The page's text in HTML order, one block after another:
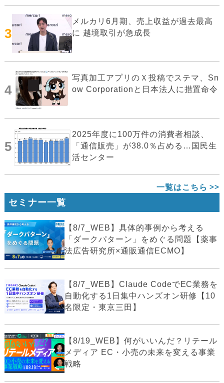
3
メルカリ6月期、売上収益が過去最高
に 越境取引が急成長
4
写真加工アプリのＸ投稿でステマ、Sn
ow Corporationと日本法人に措置命令
5
2025年度に100万件の消費者相談、
「通信販売」が38.0％占める…国民生
活センター
一覧はこちら
セミナー一覧
【8/7_WEB】具体的事例から考える
「ダークパターン」をめぐる問題【薬事
法広告研究所×通販通信ECMO】
【8/7_WEB】Claude CodeでEC業務を
自動化する1日集中ハンズオン研修【10
名限定・東京三田】
【8/19_WEB】何がいいんだ？リテール
メディア EC・小売の未来を変える事業
戦略